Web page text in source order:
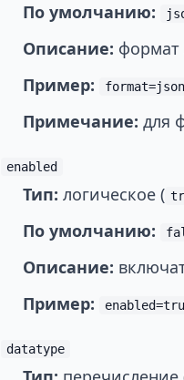
По умолчанию:
Описание: формат
Пример:
format=json
Примечание: для
enabled
Тип: логическое (
По умолчанию:
Описание:
Пример:
datatype